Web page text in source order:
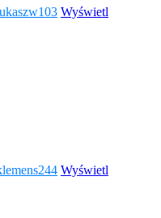
Wyświetl
Wyświetl